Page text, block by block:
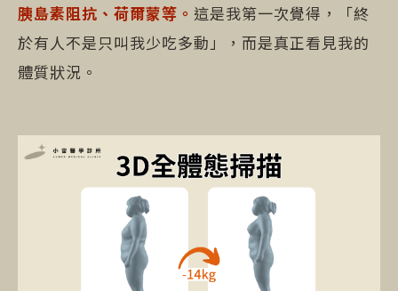
胰島素阻抗、荷爾蒙等。 這是我第一次覺得，「終
於有人不是只叫我少吃多動」，而是真正看見我的
體質狀況。